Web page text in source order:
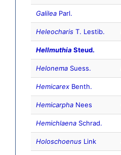
Galilea Parl.
Heleocharis T. Lestib.
Hellmuthia Steud.
Helonema Suess.
Hemicarex Benth.
Hemicarpha Nees
Hemichlaena Schrad.
Holoschoenus Link